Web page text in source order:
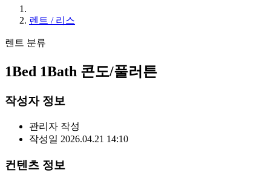
렌트 / 리스
렌트 분류
1Bed 1Bath 콘도/풀러튼
작성자 정보
관리자 작성
작성일 2026.04.21 14:10
컨텐츠 정보